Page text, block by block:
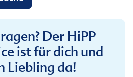
Der HiPP
ist für dich und
Liebling da!